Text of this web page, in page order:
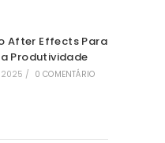
After Effects Para
Produtividade
2025 / 0 COMENTÁRIO